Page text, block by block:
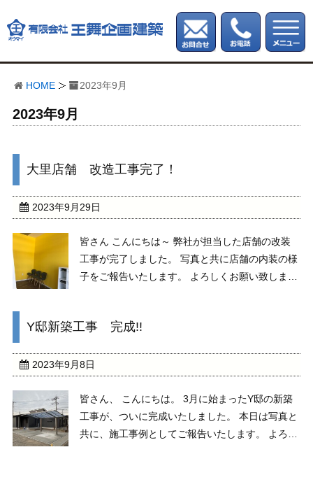
HOME 2023年9月
2023年9月
大里店舗 改造工事完了！
2023年9月29日
皆さん こんにちは～ 弊社が担当した店舗の改装
工事が完了しました。 写真と共に店舗の内装の様
子をご報告いたします。 よろしくお願い致しま
設、店舗の建築、内装工事に関するご相談がご ...
Y邸新築工事 完成!!
2023年9月8日
皆さん、 こんにちは。 3月に始まったY邸の新築
工事が、ついに完成いたしました。 本日は写真と
共に、施工事例としてご報告いたします。 よろし